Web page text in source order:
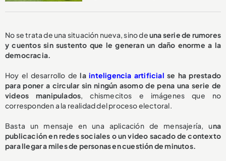
No se trata de una situación nueva, sino deuna serie de rumores
y cuentos sin sustento que le generan un daño enorme a la
democracia.
Hoy el desarrollo de lainteligencia artificial se ha prestado
para poner a circular sin ningún asomo de pena una serie de
videos manipulados, chismecitos e imágenes que no
corresponden a la realidad del proceso electoral.
Basta un mensaje en una aplicación de mensajería, una
publicación en redes sociales o un video sacado de contexto
para llegar a miles de personas en cuestión de minutos.